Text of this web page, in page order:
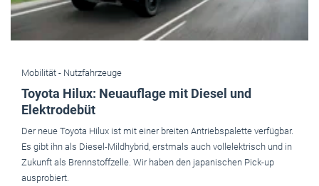
Mobilität - Nutzfahrzeuge
Toyota Hilux: Neuauflage mit Diesel und
Elektrodebüt
Der neue Toyota Hilux ist mit einer breiten Antriebspalette verfügbar.
Es gibt ihn als Diesel-Mildhybrid, erstmals auch vollelektrisch und in
Zukunft als Brennstoffzelle. Wir haben den japanischen Pick-up
ausprobiert.